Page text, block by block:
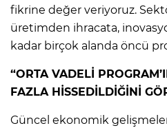
fikrine değer veriyoruz.
üretimden ihracata,
kadar birçok alanda öncü
“ORTA VADELİ
FAZLA HİSSEDİLDİĞİNİ
Güncel ekonomik